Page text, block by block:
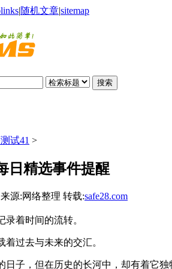
|随机文章|sitemap
搜索
试41 >
日精选事件提醒
来源:网络整理 转载:safe28.com
着时间的流转。
着过去与未来的交汇。
日子，但在历史的长河中，却有着它独